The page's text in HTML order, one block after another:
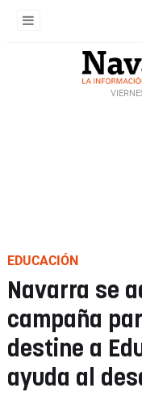
EDUCACIÓN
Navarra se
campaña
destine a
ayuda al